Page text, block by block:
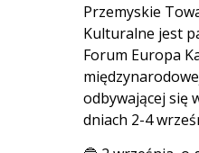
Przemyskie
Kulturalne jest
Forum Europa
odbywającej się
dniach 2-4